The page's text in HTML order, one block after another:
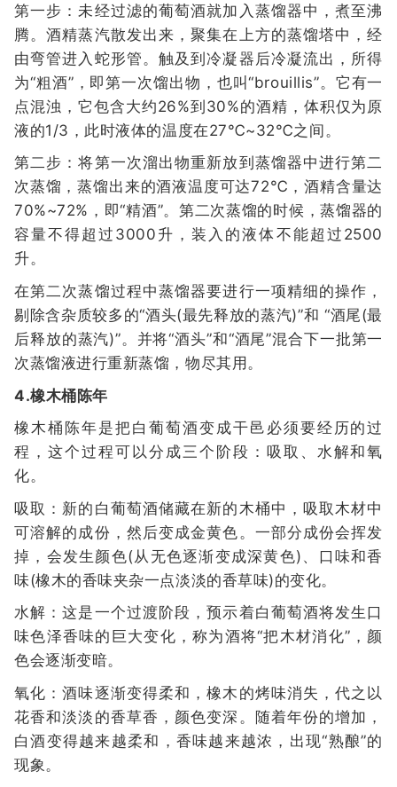
第一步：未经过滤的葡萄酒就加入蒸馏器中，煮至沸
腾。酒精蒸汽散发出来，聚集在上方的蒸馏塔中，经
由弯管进入蛇形管。触及到冷凝器后冷凝流出，所得
为“粗酒”，即第一次馏出物，也叫“brouillis”。它有一
点混浊，它包含大约26%到30%的酒精，体积仅为原
液的1/3，此时液体的温度在27℃~32℃之间。
第二步：将第一次溜出物重新放到蒸馏器中进行第二
次蒸馏，蒸馏出来的酒液温度可达72℃，酒精含量达
70%~72%，即“精酒”。第二次蒸馏的时候，蒸馏器的
容量不得超过3000升，装入的液体不能超过2500
升。
在第二次蒸馏过程中蒸馏器要进行一项精细的操作，
剔除含杂质较多的“酒头(最先释放的蒸汽)”和 “酒尾(最
后释放的蒸汽)”。并将“酒头”和“酒尾”混合下一批第一
次蒸馏液进行重新蒸馏，物尽其用。
4.橡木桶陈年
橡木桶陈年是把白葡萄酒变成干邑必须要经历的过
程，这个过程可以分成三个阶段：吸取、水解和氧
化。
吸取：新的白葡萄酒储藏在新的木桶中，吸取木材中
可溶解的成份，然后变成金黄色。一部分成份会挥发
掉，会发生颜色(从无色逐渐变成深黄色)、口味和香
味(橡木的香味夹杂一点淡淡的香草味)的变化。
水解：这是一个过渡阶段，预示着白葡萄酒将发生口
味色泽香味的巨大变化，称为酒将“把木材消化”，颜
色会逐渐变暗。
氧化：酒味逐渐变得柔和，橡木的烤味消失，代之以
花香和淡淡的香草香，颜色变深。随着年份的增加，
白酒变得越来越柔和，香味越来越浓，出现“熟酿”的
现象。